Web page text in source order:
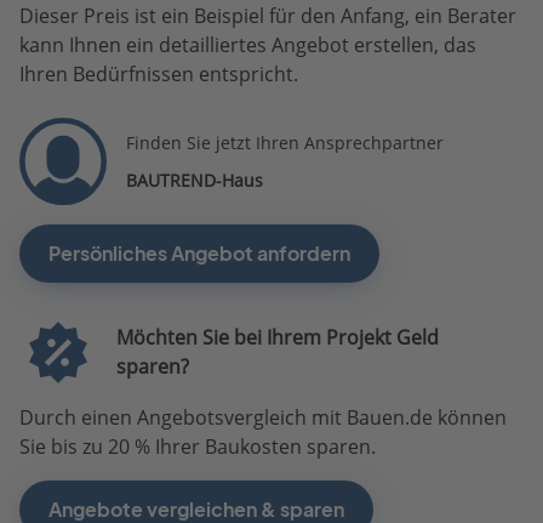
Dieser Preis ist ein Beispiel für den Anfang, ein Berater
kann Ihnen ein detailliertes Angebot erstellen, das
Ihren Bedürfnissen entspricht.
Finden Sie jetzt Ihren Ansprechpartner
BAUTREND-Haus
Persönliches Angebot anfordern
Möchten Sie bei Ihrem Projekt Geld
sparen?
Durch einen Angebotsvergleich mit Bauen.de können
Sie bis zu 20 % Ihrer Baukosten sparen.
Angebote vergleichen & sparen